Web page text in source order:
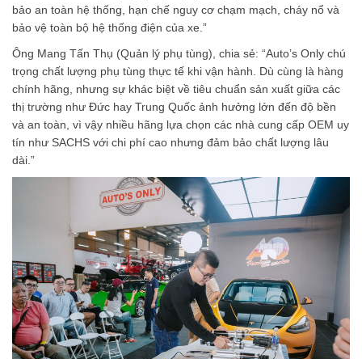
bảo an toàn hệ thống, hạn chế nguy cơ chạm mạch, cháy nổ và
bảo vệ toàn bộ hệ thống điện của xe.”
Ông Mang Tấn Thụ (Quản lý phụ tùng), chia sẻ: “Auto’s Only chú
trọng chất lượng phụ tùng thực tế khi vận hành. Dù cùng là hàng
chính hãng, nhưng sự khác biệt về tiêu chuẩn sản xuất giữa các
thị trường như Đức hay Trung Quốc ảnh hưởng lớn đến độ bền
và an toàn, vì vậy nhiều hãng lựa chọn các nhà cung cấp OEM uy
tín như SACHS với chi phí cao nhưng đảm bảo chất lượng lâu
dài.”